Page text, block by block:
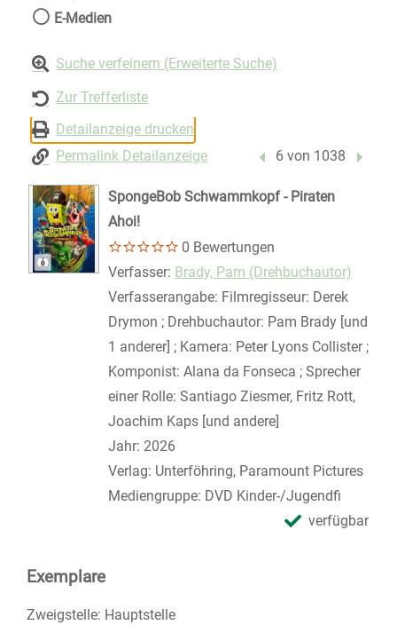
E-Medien
Suche verfeinern (Erweiterte Suche)
Zur Trefferliste
Detailanzeige drucken
Permalink Detailanzeige
Vorheriger Treffer
6 von 1038
SpongeBob Schwammkopf - Piraten
Ahoi!
0 Bewertungen
Verfasser: Suche nach diesem Verfasser
Brady, Pam (Drehbuchautor)
Verfasserangabe: Filmregisseur: Derek
Drymon ; Drehbuchautor: Pam Brady [und
1 anderer] ; Kamera: Peter Lyons Collister ;
Komponist: Alana da Fonseca ; Sprecher
einer Rolle: Santiago Ziesmer, Fritz Rott,
Joachim Kaps [und andere]
Jahr: 2026
Verlag: Unterföhring, Paramount Pictures
Mediengruppe: DVD Kinder-/Jugendfi
verfügbar
Exemplare
Zweigstelle: Hauptstelle